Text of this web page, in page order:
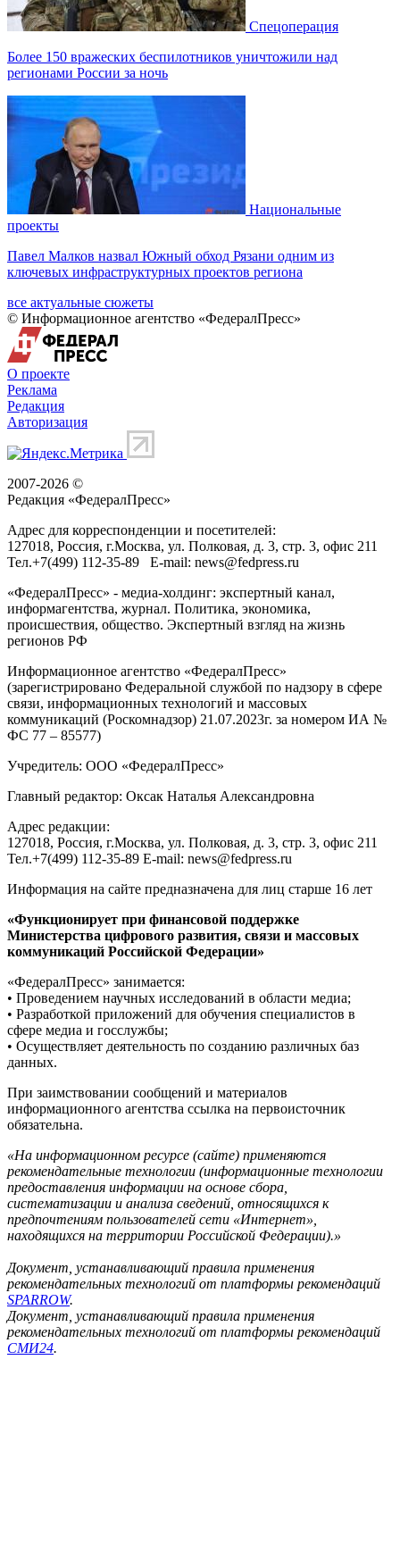
Спецоперация
Более 150 вражеских беспилотников уничтожили над
регионами России за ночь
Национальные
проекты
Павел Малков назвал Южный обход Рязани одним из
ключевых инфраструктурных проектов региона
все актуальные сюжеты
© Информационное агентство «ФедералПресс»
О проекте
Реклама
Редакция
Авторизация
2007-2026 ©
Редакция «ФедералПресс»
Адрес для корреспонденции и посетителей:
127018, Россия, г.Москва, ул. Полковая, д. 3, стр. 3, офис 211
Тел.+7(499) 112-35-89 E-mail: news@fedpress.ru
«ФедералПресс» - медиа-холдинг: экспертный канал,
информагентства, журнал. Политика, экономика,
происшествия, общество. Экспертный взгляд на жизнь
регионов РФ
Информационное агентство «ФедералПресс»
(зарегистрировано Федеральной службой по надзору в сфере
связи, информационных технологий и массовых
коммуникаций (Роскомнадзор) 21.07.2023г. за номером ИА №
ФС 77 – 85577)
Учредитель: ООО «ФедералПресс»
Главный редактор: Оксак Наталья Александровна
Адрес редакции:
127018, Россия, г.Москва, ул. Полковая, д. 3, стр. 3, офис 211
Тел.+7(499) 112-35-89 E-mail: news@fedpress.ru
Информация на сайте предназначена для лиц старше 16 лет
«Функционирует при финансовой поддержке
Министерства цифрового развития, связи и массовых
коммуникаций Российской Федерации»
«ФедералПресс» занимается:
• Проведением научных исследований в области медиа;
• Разработкой приложений для обучения специалистов в
сфере медиа и госслужбы;
• Осуществляет деятельность по созданию различных баз
данных.
При заимствовании сообщений и материалов
информационного агентства ссылка на первоисточник
обязательна.
«На информационном ресурсе (сайте) применяются
рекомендательные технологии (информационные технологии
предоставления информации на основе сбора,
систематизации и анализа сведений, относящихся к
предпочтениям пользователей сети «Интернет»,
находящихся на территории Российской Федерации).»
Документ, устанавливающий правила применения
рекомендательных технологий от платформы рекомендаций
SPARROW.
Документ, устанавливающий правила применения
рекомендательных технологий от платформы рекомендаций
СМИ24.